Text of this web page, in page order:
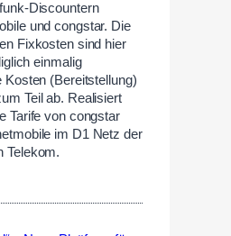
Discountern
und congstar. Die
Fixkosten sind hier
einmalig
Kosten (Bereitstellung)
Teil ab. Realisiert
Tarife von congstar
im D1 Netz der
Telekom.